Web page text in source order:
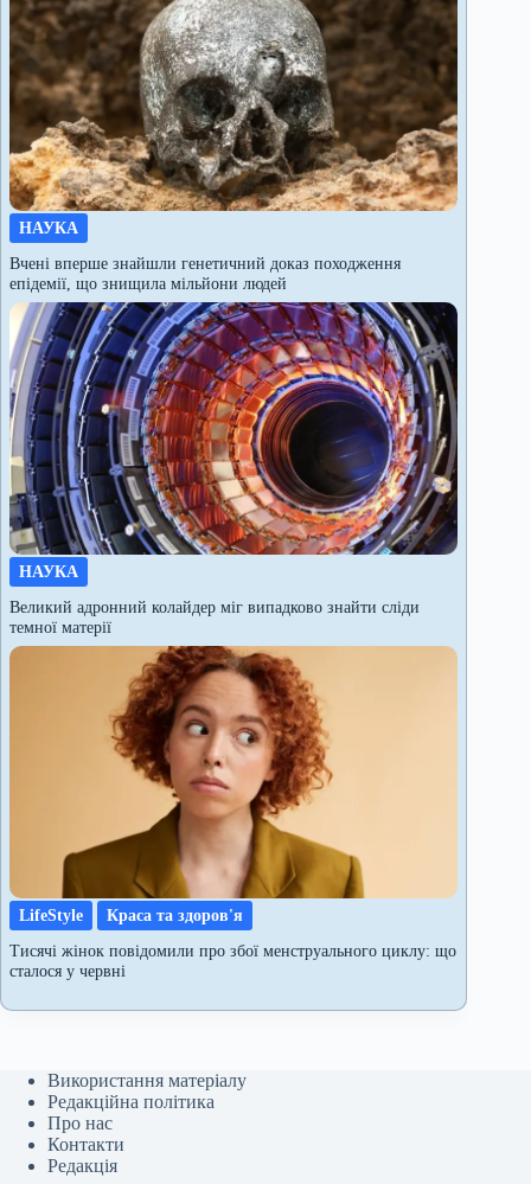
НАУКА
Вчені вперше знайшли генетичний доказ походження
епідемії, що знищила мільйони людей
НАУКА
Великий адронний колайдер міг випадково знайти сліди
темної матерії
LifeStyle
Краса та здоров'я
Тисячі жінок повідомили про збої менструального циклу: що
сталося у червні
Використання матеріалу
Редакційна політика
Про нас
Контакти
Редакція